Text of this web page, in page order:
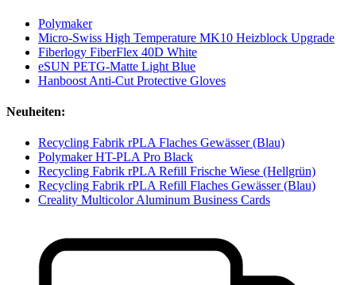
Polymaker
Micro-Swiss High Temperature MK10 Heizblock Upgrade
Fiberlogy FiberFlex 40D White
eSUN PETG-Matte Light Blue
Hanboost Anti-Cut Protective Gloves
Neuheiten:
Recycling Fabrik rPLA Flaches Gewässer (Blau)
Polymaker HT-PLA Pro Black
Recycling Fabrik rPLA Refill Frische Wiese (Hellgrün)
Recycling Fabrik rPLA Refill Flaches Gewässer (Blau)
Creality Multicolor Aluminum Business Cards